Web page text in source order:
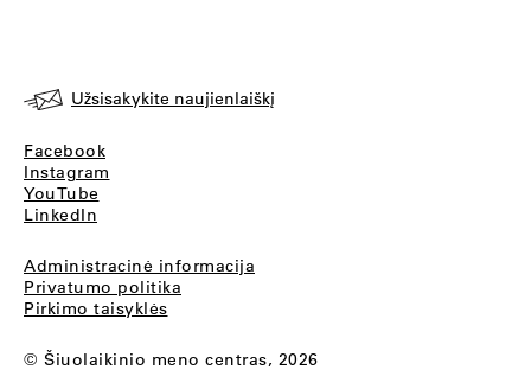
Užsisakykite naujienlaiškį
Facebook
Instagram
YouTube
LinkedIn
Administracinė informacija
Privatumo politika
Pirkimo taisyklės
© Šiuolaikinio meno centras, 2026